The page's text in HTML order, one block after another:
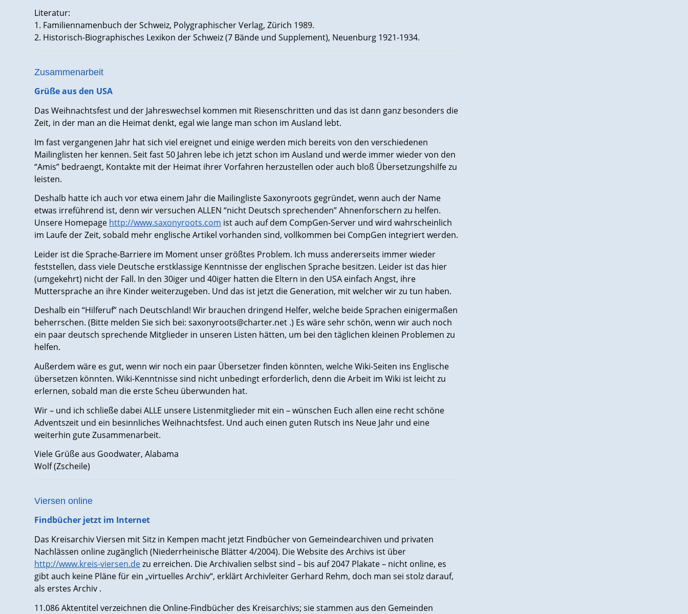
Literatur:
1. Familiennamenbuch der Schweiz, Polygraphischer Verlag, Zürich 1989.
2. Historisch-Biographisches Lexikon der Schweiz (7 Bände und Supplement), Neuenburg 1921-1934.
Zusammenarbeit
Grüße aus den USA
Das Weihnachtsfest und der Jahreswechsel kommen mit Riesenschritten und das ist dann ganz besonders die
Zeit, in der man an die Heimat denkt, egal wie lange man schon im Ausland lebt.
Im fast vergangenen Jahr hat sich viel ereignet und einige werden mich bereits von den verschiedenen
Mailinglisten her kennen. Seit fast 50 Jahren lebe ich jetzt schon im Ausland und werde immer wieder von den
“Amis” bedraengt, Kontakte mit der Heimat ihrer Vorfahren herzustellen oder auch bloß Übersetzungshilfe zu
leisten.
Deshalb hatte ich auch vor etwa einem Jahr die Mailingliste Saxonyroots gegründet, wenn auch der Name
etwas irreführend ist, denn wir versuchen ALLEN “nicht Deutsch sprechenden” Ahnenforschern zu helfen.
Unsere Homepage http://www.saxonyroots.com ist auch auf dem CompGen-Server und wird wahrscheinlich
im Laufe der Zeit, sobald mehr englische Artikel vorhanden sind, vollkommen bei CompGen integriert werden.
Leider ist die Sprache-Barriere im Moment unser größtes Problem. Ich muss andererseits immer wieder
feststellen, dass viele Deutsche erstklassige Kenntnisse der englischen Sprache besitzen. Leider ist das hier
(umgekehrt) nicht der Fall. In den 30iger und 40iger hatten die Eltern in den USA einfach Angst, ihre
Muttersprache an ihre Kinder weiterzugeben. Und das ist jetzt die Generation, mit welcher wir zu tun haben.
Deshalb ein “Hilferuf” nach Deutschland! Wir brauchen dringend Helfer, welche beide Sprachen einigermaßen
beherrschen. (Bitte melden Sie sich bei: saxonyroots@charter.net .) Es wäre sehr schön, wenn wir auch noch
ein paar deutsch sprechende Mitglieder in unseren Listen hätten, um bei den täglichen kleinen Problemen zu
helfen.
Außerdem wäre es gut, wenn wir noch ein paar Übersetzer finden könnten, welche Wiki-Seiten ins Englische
übersetzen könnten. Wiki-Kenntnisse sind nicht unbedingt erforderlich, denn die Arbeit im Wiki ist leicht zu
erlernen, sobald man die erste Scheu überwunden hat.
Wir – und ich schließe dabei ALLE unsere Listenmitglieder mit ein – wünschen Euch allen eine recht schöne
Adventszeit und ein besinnliches Weihnachtsfest. Und auch einen guten Rutsch ins Neue Jahr und eine
weiterhin gute Zusammenarbeit.
Viele Grüße aus Goodwater, Alabama
Wolf (Zscheile)
Viersen online
Findbücher jetzt im Internet
Das Kreisarchiv Viersen mit Sitz in Kempen macht jetzt Findbücher von Gemeindearchiven und privaten
Nachlässen online zugänglich (Niederrheinische Blätter 4/2004). Die Website des Archivs ist über
http://www.kreis-viersen.dezu erreichen. Die Archivalien selbst sind – bis auf 2047 Plakate – nicht online, es
gibt auch keine Pläne für ein „virtuelles Archiv“, erklärt Archivleiter Gerhard Rehm, doch man sei stolz darauf,
als erstes Archiv .
11.086 Aktentitel verzeichnen die Online-Findbücher des Kreisarchivs; sie stammen aus den Gemeinden